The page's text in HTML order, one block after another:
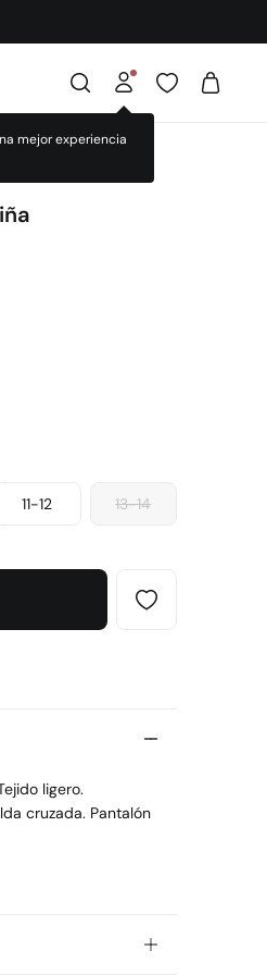
mejor experiencia
11-12 13-14
ligero.
cruzada. Pantalón